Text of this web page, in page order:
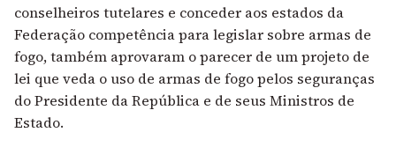
conselheiros tutelares e conceder aos estados da
Federação competência para legislar sobre armas de
fogo, também aprovaram o parecer de um projeto de
lei que veda o uso de armas de fogo pelos seguranças
do Presidente da República e de seus Ministros de
Estado.